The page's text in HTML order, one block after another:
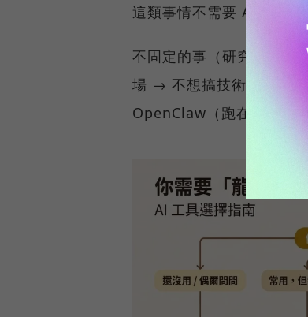
這類事情不需要 AI Agent
不固定的事（研究一個主
場 → 不想搞技術 →
OpenClaw（跑在你自己電